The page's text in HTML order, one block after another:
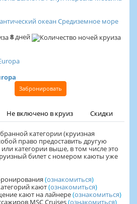
океан Средиземное море
8дней
Забронировать
Не включено в круиз Скидки
категории (круизная
право предоставить другую
категории выше, в том числе это
билет с номером каюты уже
(ознакомиться)
кают(ознакомиться)
кают на лайнере(ознакомиться)
MSC Cruises(ознакомиться)